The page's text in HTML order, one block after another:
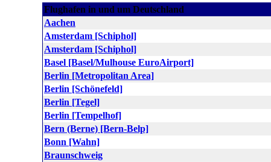
Flughafen in und um Deutschland
Aachen
Amsterdam [Schiphol]
Amsterdam [Schiphol]
Basel [Basel/Mulhouse EuroAirport]
Berlin [Metropolitan Area]
Berlin [Schönefeld]
Berlin [Tegel]
Berlin [Tempelhof]
Bern (Berne) [Bern-Belp]
Bonn [Wahn]
Braunschweig